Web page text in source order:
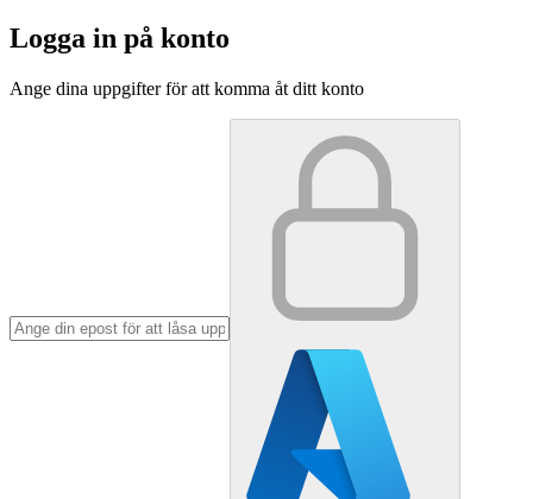
Logga in på konto
Ange dina uppgifter för att komma åt ditt konto